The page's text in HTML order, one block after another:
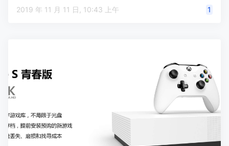
2019 年 11 月 11 日, 10:43 上午 1